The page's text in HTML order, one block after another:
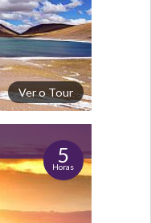
Ver o Tour
5
Horas